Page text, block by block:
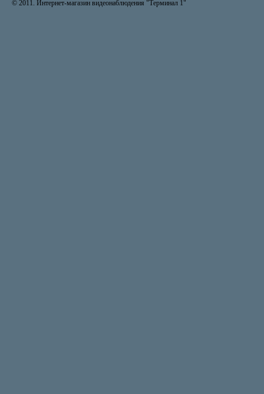
© 2011. Интернет-магазин видеонаблюдения "Терминал 1"